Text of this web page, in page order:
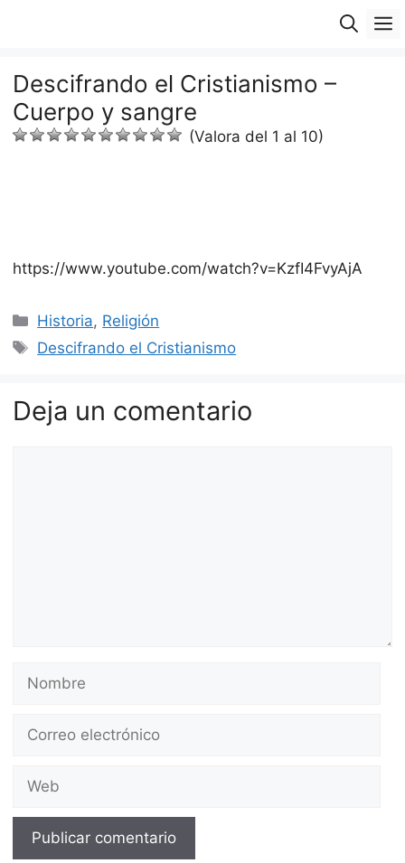
Descifrando el Cristianismo –
Cuerpo y sangre
(Valora del 1 al 10)
https://www.youtube.com/watch?v=KzfI4FvyAjA
Categorías
Historia, Religión
Etiquetas
Descifrando el Cristianismo
Deja un comentario
Nombre
Correo
Web